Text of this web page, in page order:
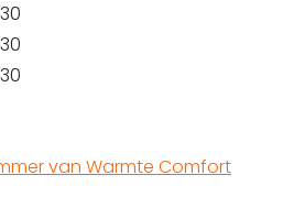
van Warmte Comfort